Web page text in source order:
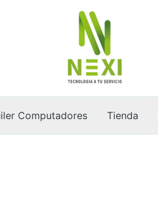
Computadores Tienda